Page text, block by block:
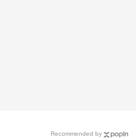
Recommended by